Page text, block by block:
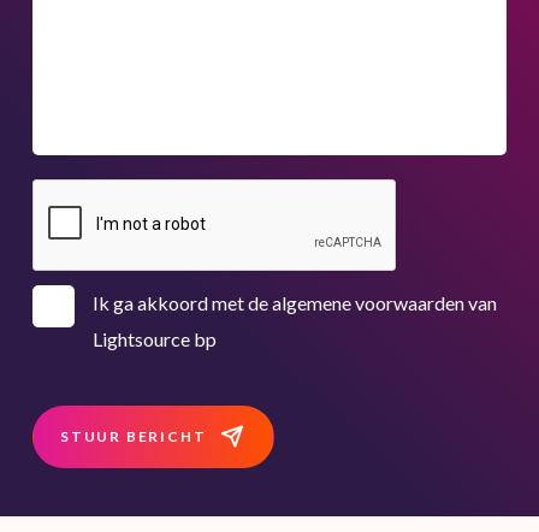
Ik ga akkoord met de algemene voorwaarden van
Lightsource bp
STUUR BERICHT